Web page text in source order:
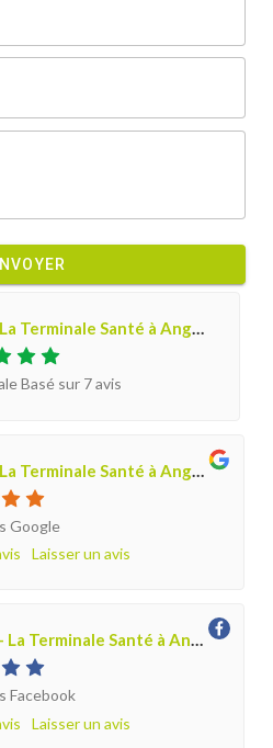
Prépa Défi - La Terminale Santé à Angers / Le Mans
Basé sur 7avis
Prépa Défi - La Terminale Santé à Angers / Le Mans
Google
Laisser un avis
@prepadefi - La Terminale Santé à Angers / Le Mans-
Facebook
Laisser un avis